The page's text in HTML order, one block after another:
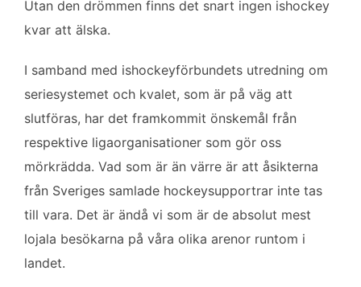
Utan den drömmen finns det snart ingen ishockey
kvar att älska.
I samband med ishockeyförbundets utredning om
seriesystemet och kvalet, som är på väg att
slutföras, har det framkommit önskemål från
respektive ligaorganisationer som gör oss
mörkrädda. Vad som är än värre är att åsikterna
från Sveriges samlade hockeysupportrar inte tas
till vara. Det är ändå vi som är de absolut mest
lojala besökarna på våra olika arenor runtom i
landet.